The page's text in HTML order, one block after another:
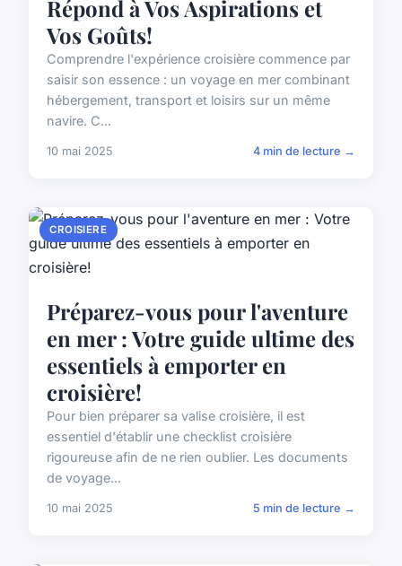
Répond à Vos Aspirations et
Vos Goûts!
Comprendre l'expérience croisière commence par
saisir son essence : un voyage en mer combinant
hébergement, transport et loisirs sur un même
navire. C...
10 mai 2025 4 min de lecture →
CROISIERE
Préparez-vous pour l'aventure
en mer : Votre guide ultime des
essentiels à emporter en
croisière!
Pour bien préparer sa valise croisière, il est
essentiel d'établir une checklist croisière
rigoureuse afin de ne rien oublier. Les documents
de voyage...
10 mai 2025 5 min de lecture →